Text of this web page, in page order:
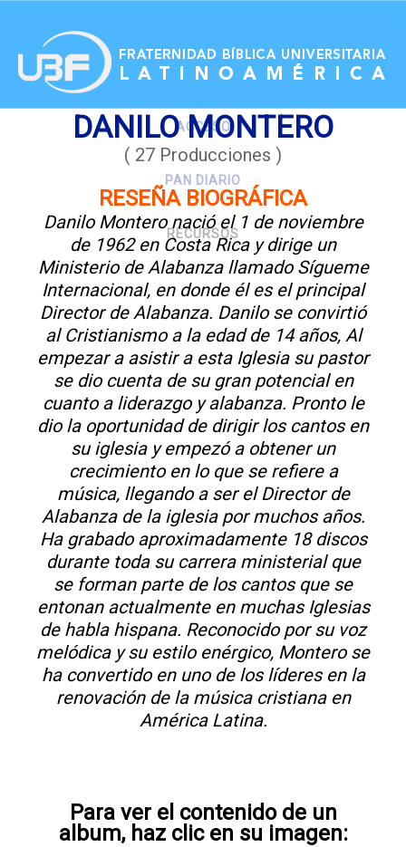
ACCESO
PAN DIARIO
RECURSOS
DANILO MONTERO
( 27 Producciones )
RESEÑA BIOGRÁFICA
Danilo Montero nació el 1 de noviembre
de 1962 en Costa Rica y dirige un
Ministerio de Alabanza llamado Sígueme
Internacional, en donde él es el principal
Director de Alabanza. Danilo se convirtió
al Cristianismo a la edad de 14 años, Al
empezar a asistir a esta Iglesia su pastor
se dio cuenta de su gran potencial en
cuanto a liderazgo y alabanza. Pronto le
dio la oportunidad de dirigir los cantos en
su iglesia y empezó a obtener un
crecimiento en lo que se refiere a
música, llegando a ser el Director de
Alabanza de la iglesia por muchos años.
Ha grabado aproximadamente 18 discos
durante toda su carrera ministerial que
se forman parte de los cantos que se
entonan actualmente en muchas Iglesias
de habla hispana. Reconocido por su voz
melódica y su estilo enérgico, Montero se
ha convertido en uno de los líderes en la
renovación de la música cristiana en
América Latina.
Para ver el contenido de un
album, haz clic en su imagen: